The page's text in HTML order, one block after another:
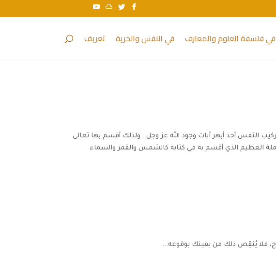
في فلسفة العلوم والمعارف في النفس والحرية تعريف
النفس أحد أبهر آيات وجود الله عز وجل.. ولذلك أقسم بها تعالى
العظيم الذي أقسم به في كتابه كالشمس والقمر والسماء